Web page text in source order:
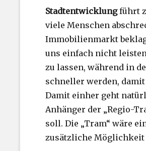
Stadtentwicklungführt
viele Menschen
Immobilienmarkt
uns einfach nicht
zu lassen, während in
schneller werden,
Damit einher geht
Anhänger der „Regio-
soll. Die „Tram“ wäre
zusätzliche